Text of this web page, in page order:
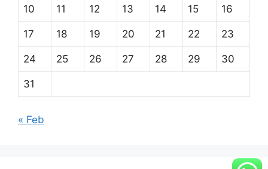
10 11 12 13 14 15 16
17 18 19 20 21 22 23
24 25 26 27 28 29 30
31
« Feb